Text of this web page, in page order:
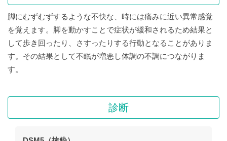
脚にむずむずするような不快な、時には痛みに近い異常感覚
を覚えます。脚を動かすことで症状が緩和されるため結果と
して歩き回ったり、さすったりする行動となることがありま
す。その結果として不眠が増悪し体調の不調につながりま
す。
診断